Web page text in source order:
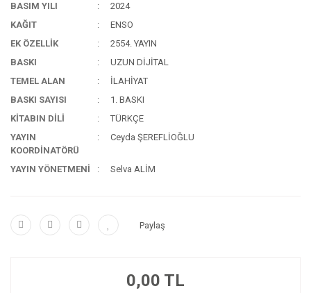
BASIM YILI
2024
KAĞIT
ENSO
EK ÖZELLİK
2554. YAYIN
BASKI
UZUN DİJİTAL
TEMEL ALAN
İLAHİYAT
BASKI SAYISI
1. BASKI
KİTABIN DİLİ
TÜRKÇE
YAYIN
KOORDİNATÖRÜ
Ceyda ŞEREFLİOĞLU
YAYIN YÖNETMENİ Selva ALİM
Paylaş
0,00 TL